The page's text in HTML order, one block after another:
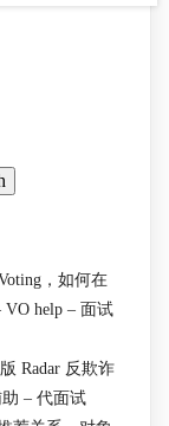
，如何在
help – 面试
Radar 反欺诈
– 代面试